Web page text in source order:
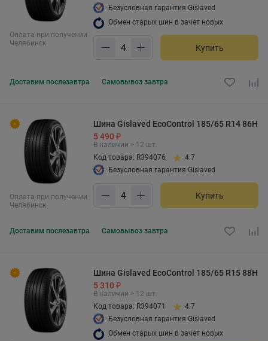
Оплата при получении
Челябинск
Безусловная гарантия Gislaved
Обмен старых шин в зачет новых
Купить
Доставим послезавтра Самовывоз завтра
Оплата при получении
Челябинск
Шина Gislaved EcoControl 185/65 R14 86H
5 490 ₽
В наличии > 12 шт.
Код товара: R394076
4.7
Безусловная гарантия Gislaved
Купить
Доставим послезавтра Самовывоз завтра
Шина Gislaved EcoControl 185/65 R15 88H
5 310 ₽
В наличии > 12 шт.
Код товара: R394071
4.7
Безусловная гарантия Gislaved
Обмен старых шин в зачет новых